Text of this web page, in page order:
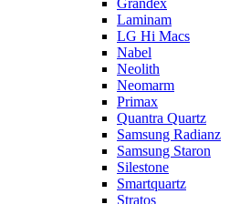
Grandex
Laminam
LG Hi Macs
Nabel
Neolith
Neomarm
Primax
Quantra Quartz
Samsung Radianz
Samsung Staron
Silestone
Smartquartz
Stratos